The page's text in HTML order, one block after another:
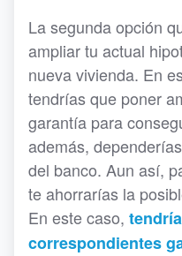
La segunda opción
ampliar tu actual
nueva vivienda. En
tendrías que poner
garantía para
además,
del banco. Aun así,
te ahorrarías la
En este caso,
correspondientes